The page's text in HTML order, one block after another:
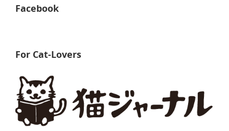
Facebook
For Cat-Lovers